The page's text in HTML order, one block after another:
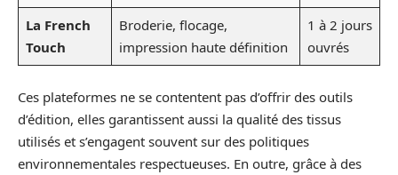
La French
Touch
Broderie, flocage,
impression haute définition
1 à 2 jours
ouvrés
Ces plateformes ne se contentent pas d’offrir des outils
d’édition, elles garantissent aussi la qualité des tissus
utilisés et s’engagent souvent sur des politiques
environnementales respectueuses. En outre, grâce à des